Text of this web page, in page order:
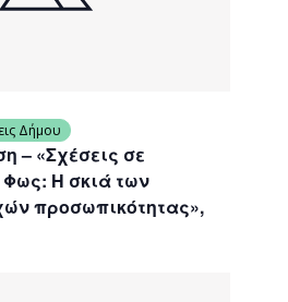
– «Σχέσεις σε
Η σκιά των
προσωπικότητας»,
Δήμου